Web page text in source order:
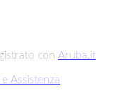
con Aruba.it
Assistenza